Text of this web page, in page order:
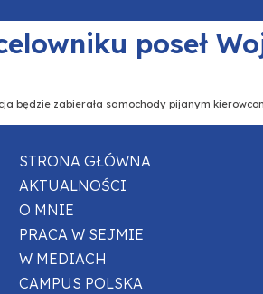
poseł
STRONA GŁÓWNA
AKTUALNOŚCI
O MNIE
PRACA W SEJMIE
W MEDIACH
CAMPUS POLSKA